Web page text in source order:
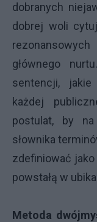
dobranych
dobrej woli
głównego
sentencji,
każdej
postulat, by
słownika
zdefiniować
powstałą w
Metoda